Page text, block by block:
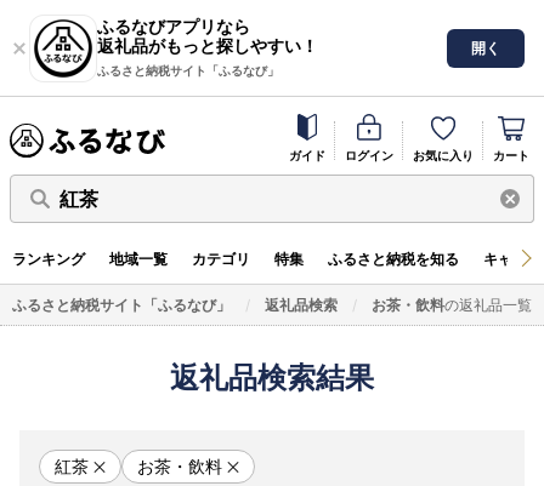
ふるなびアプリなら
返礼品がもっと探しやすい！
ふるさと納税サイト「ふるなび」
開く
ガイド ログイン お気に入り カート
紅茶
ランキング 地域一覧 カテゴリ 特集 ふるさと納税を知る キャン
ふるさと納税サイト「ふるなび」 返礼品検索 お茶・飲料の返礼品一覧
返礼品検索結果
紅茶 お茶・飲料